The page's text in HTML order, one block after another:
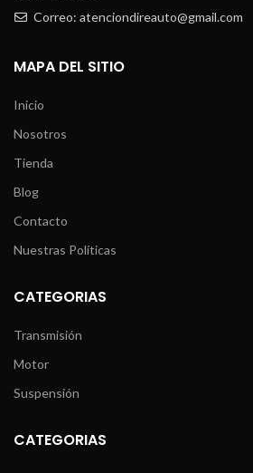
Correo: atenciondireauto@gmail.com
MAPA DEL SITIO
Inicio
Nosotros
Tienda
Blog
Contacto
Nuestras Políticas
CATEGORIAS
Transmisión
Motor
Suspensión
CATEGORIAS